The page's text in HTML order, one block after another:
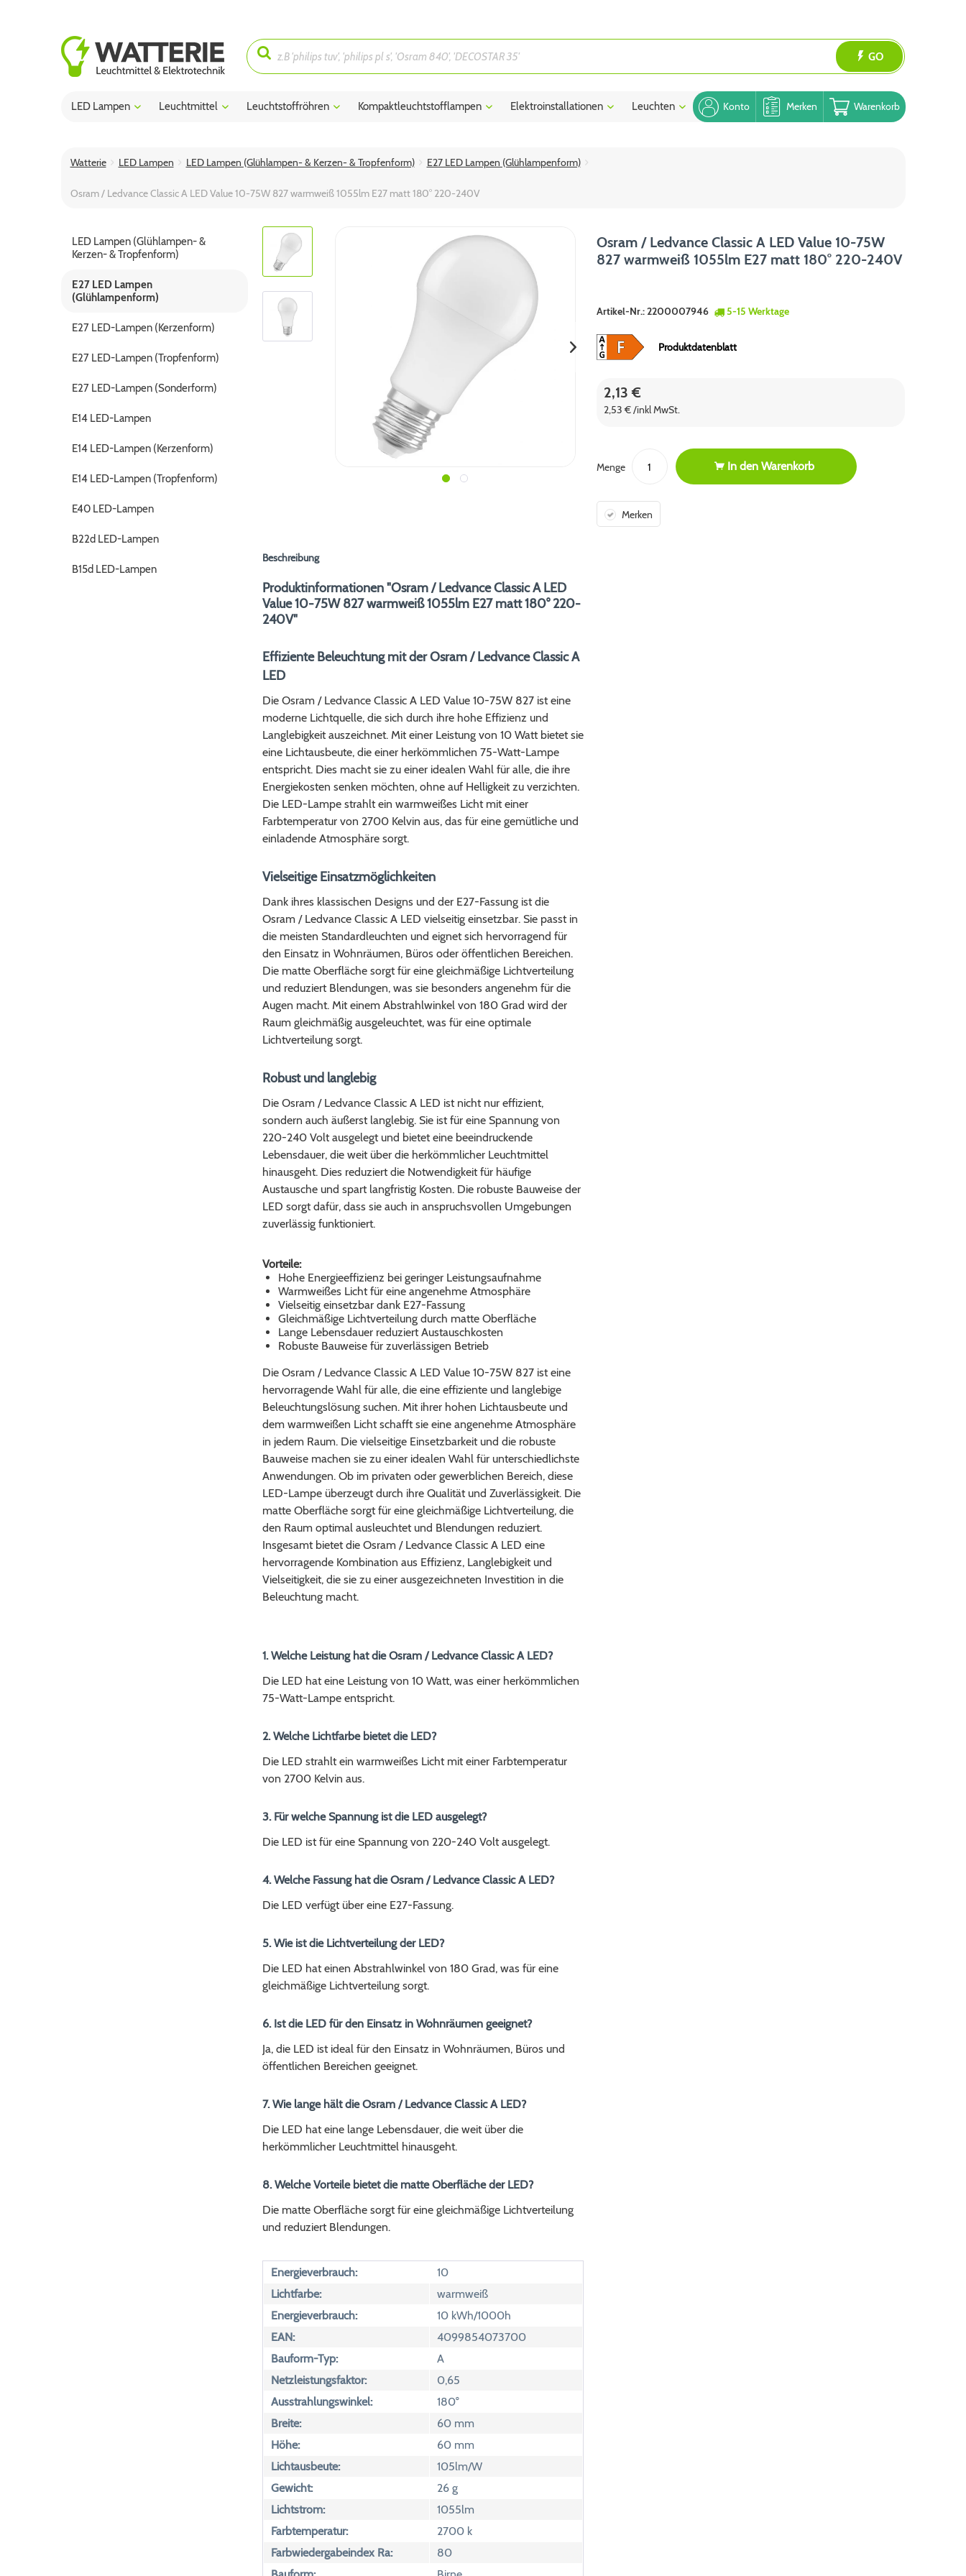
GO
Konto Merken Warenkorb
LED Lampen Leuchtmittel Leuchtstoffröhren Kompaktleuchtstofflampen Elektroinstallationen Leuchten Blog
Watterie LED Lampen LED Lampen (Glühlampen- & Kerzen- & Tropfenform) E27 LED Lampen (Glühlampenform)
Osram / Ledvance Classic A LED Value 10-75W 827 warmweiß 1055lm E27 matt 180° 220-240V
LED Lampen (Glühlampen- &
Kerzen- & Tropfenform)
E27 LED Lampen
(Glühlampenform)
E27 LED-Lampen (Kerzenform)
E27 LED-Lampen (Tropfenform)
E27 LED-Lampen (Sonderform)
E14 LED-Lampen
E14 LED-Lampen (Kerzenform)
E14 LED-Lampen (Tropfenform)
E40 LED-Lampen
B22d LED-Lampen
B15d LED-Lampen
Osram / Ledvance Classic A LED Value 10-75W
827 warmweiß 1055lm E27 matt 180° 220-240V
Artikel-Nr.:2200007946 5-15 Werktage
Produktdatenblatt
2,13 €
2,53 € /inkl MwSt.
Menge In den Warenkorb
Merken
Beschreibung
Produktinformationen "Osram / Ledvance Classic A LED
Value 10-75W 827 warmweiß 1055lm E27 matt 180° 220-
240V"
Effiziente Beleuchtung mit der Osram / Ledvance Classic A
LED
Die Osram / Ledvance Classic A LED Value 10-75W 827 ist eine
moderne Lichtquelle, die sich durch ihre hohe Effizienz und
Langlebigkeit auszeichnet. Mit einer Leistung von 10 Watt bietet sie
eine Lichtausbeute, die einer herkömmlichen 75-Watt-Lampe
entspricht. Dies macht sie zu einer idealen Wahl für alle, die ihre
Energiekosten senken möchten, ohne auf Helligkeit zu verzichten.
Die LED-Lampe strahlt ein warmweißes Licht mit einer
Farbtemperatur von 2700 Kelvin aus, das für eine gemütliche und
einladende Atmosphäre sorgt.
Vielseitige Einsatzmöglichkeiten
Dank ihres klassischen Designs und der E27-Fassung ist die
Osram / Ledvance Classic A LED vielseitig einsetzbar. Sie passt in
die meisten Standardleuchten und eignet sich hervorragend für
den Einsatz in Wohnräumen, Büros oder öffentlichen Bereichen.
Die matte Oberfläche sorgt für eine gleichmäßige Lichtverteilung
und reduziert Blendungen, was sie besonders angenehm für die
Augen macht. Mit einem Abstrahlwinkel von 180 Grad wird der
Raum gleichmäßig ausgeleuchtet, was für eine optimale
Lichtverteilung sorgt.
Robust und langlebig
Die Osram / Ledvance Classic A LED ist nicht nur effizient,
sondern auch äußerst langlebig. Sie ist für eine Spannung von
220-240 Volt ausgelegt und bietet eine beeindruckende
Lebensdauer, die weit über die herkömmlicher Leuchtmittel
hinausgeht. Dies reduziert die Notwendigkeit für häufige
Austausche und spart langfristig Kosten. Die robuste Bauweise der
LED sorgt dafür, dass sie auch in anspruchsvollen Umgebungen
zuverlässig funktioniert.
Vorteile:
Hohe Energieeffizienz bei geringer Leistungsaufnahme
Warmweißes Licht für eine angenehme Atmosphäre
Vielseitig einsetzbar dank E27-Fassung
Gleichmäßige Lichtverteilung durch matte Oberfläche
Lange Lebensdauer reduziert Austauschkosten
Robuste Bauweise für zuverlässigen Betrieb
Die Osram / Ledvance Classic A LED Value 10-75W 827 ist eine
hervorragende Wahl für alle, die eine effiziente und langlebige
Beleuchtungslösung suchen. Mit ihrer hohen Lichtausbeute und
dem warmweißen Licht schafft sie eine angenehme Atmosphäre
in jedem Raum. Die vielseitige Einsetzbarkeit und die robuste
Bauweise machen sie zu einer idealen Wahl für unterschiedlichste
Anwendungen. Ob im privaten oder gewerblichen Bereich, diese
LED-Lampe überzeugt durch ihre Qualität und Zuverlässigkeit. Die
matte Oberfläche sorgt für eine gleichmäßige Lichtverteilung, die
den Raum optimal ausleuchtet und Blendungen reduziert.
Insgesamt bietet die Osram / Ledvance Classic A LED eine
hervorragende Kombination aus Effizienz, Langlebigkeit und
Vielseitigkeit, die sie zu einer ausgezeichneten Investition in die
Beleuchtung macht.
1. Welche Leistung hat die Osram / Ledvance Classic A LED?
Die LED hat eine Leistung von 10 Watt, was einer herkömmlichen
75-Watt-Lampe entspricht.
2. Welche Lichtfarbe bietet die LED?
Die LED strahlt ein warmweißes Licht mit einer Farbtemperatur
von 2700 Kelvin aus.
3. Für welche Spannung ist die LED ausgelegt?
Die LED ist für eine Spannung von 220-240 Volt ausgelegt.
4. Welche Fassung hat die Osram / Ledvance Classic A LED?
Die LED verfügt über eine E27-Fassung.
5. Wie ist die Lichtverteilung der LED?
Die LED hat einen Abstrahlwinkel von 180 Grad, was für eine
gleichmäßige Lichtverteilung sorgt.
6. Ist die LED für den Einsatz in Wohnräumen geeignet?
Ja, die LED ist ideal für den Einsatz in Wohnräumen, Büros und
öffentlichen Bereichen geeignet.
7. Wie lange hält die Osram / Ledvance Classic A LED?
Die LED hat eine lange Lebensdauer, die weit über die
herkömmlicher Leuchtmittel hinausgeht.
8. Welche Vorteile bietet die matte Oberfläche der LED?
Die matte Oberfläche sorgt für eine gleichmäßige Lichtverteilung
und reduziert Blendungen.
Energieverbrauch:
10
Lichtfarbe:
warmweiß
Energieverbrauch:
10 kWh/1000h
EAN:
4099854073700
Bauform-Typ:
A
Netzleistungsfaktor:
0,65
Ausstrahlungswinkel:
180°
Breite:
60 mm
Höhe:
60 mm
Lichtausbeute:
105lm/W
Gewicht:
26 g
Lichtstrom:
1055lm
Farbtemperatur:
2700 k
Farbwiedergabeindex Ra:
80